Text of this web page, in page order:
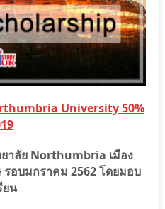
University 50%
าลัย Northumbria เมือง
อบมกราคม 2562 โดยมอบ
ยน